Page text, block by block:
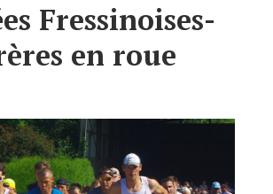
Fressinoises-
en roue